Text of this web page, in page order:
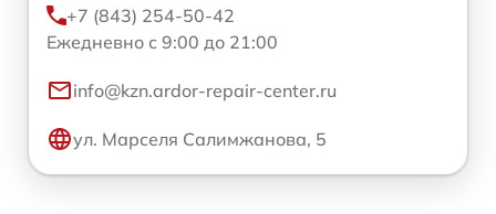
+7 (843) 254-50-42
Ежедневно с 9:00 до 21:00
info@kzn.ardor-repair-center.ru
ул. Марселя Салимжанова, 5